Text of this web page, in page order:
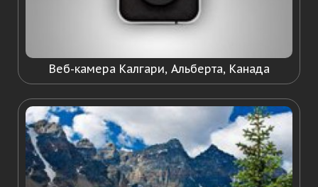
Веб-камера Калгари, Альберта, Канада